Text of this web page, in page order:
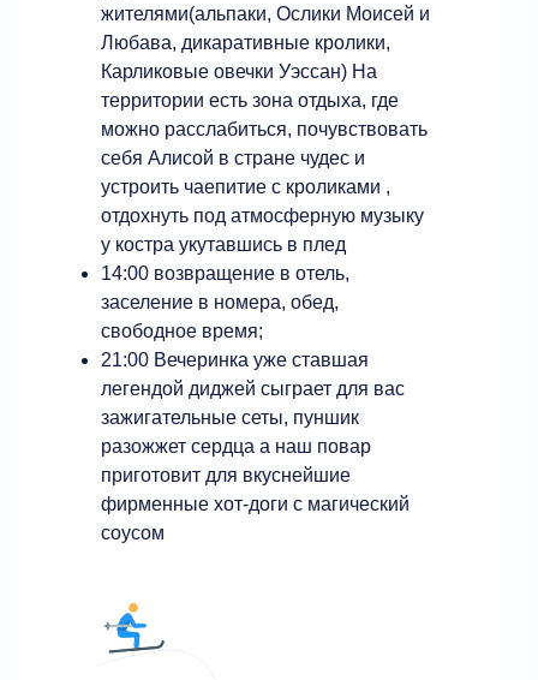
жителями(альпаки, Ослики Моисей и
Любава, дикаративные кролики,
Карликовые овечки Уэссан) На
территории есть зона отдыха, где
можно расслабиться, почувствовать
себя Алисой в стране чудес и
устроить чаепитие с кроликами ,
отдохнуть под атмосферную музыку
у костра укутавшись в плед
14:00 возвращение в отель,
заселение в номера, обед,
свободное время;
21:00 Вечеринка уже ставшая
легендой диджей сыграет для вас
зажигательные сеты, пуншик
разожжет сердца а наш повар
приготовит для вкуснейшие
фирменные хот-доги с магический
соусом